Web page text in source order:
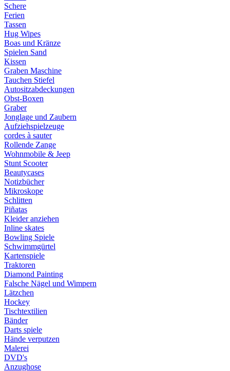
Schere
Ferien
Tassen
Hug Wipes
Boas und Kränze
Spielen Sand
Kissen
Graben Maschine
Tauchen Stiefel
Autositzabdeckungen
Obst-Boxen
Graber
Jonglage und Zaubern
Aufziehspielzeuge
cordes à sauter
Rollende Zange
Wohnmobile & Jeep
Stunt Scooter
Beautycases
Notizbücher
Mikroskope
Schlitten
Piñatas
Kleider anziehen
Inline skates
Bowling Spiele
Schwimmgürtel
Kartenspiele
Traktoren
Diamond Painting
Falsche Nägel und Wimpern
Lätzchen
Hockey
Tischtextilien
Bänder
Darts spiele
Hände verputzen
Malerei
DVD's
Anzughose